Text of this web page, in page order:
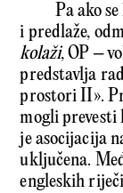
Pa ako
i predlaže,
kolaži, OP –
predstavlja
prostori II».
mogli prevesti
je asocijacija
uključena.
engleskih